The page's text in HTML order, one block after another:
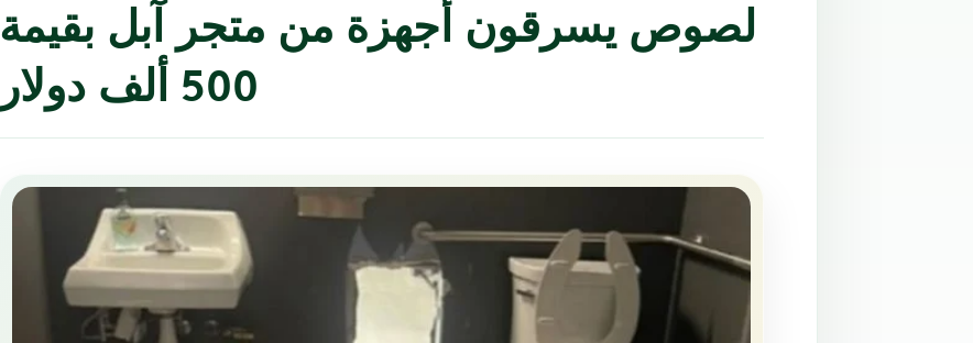
لصوص يسرقون أجهزة من متجر آبل بقيمة
500 ألف دولار